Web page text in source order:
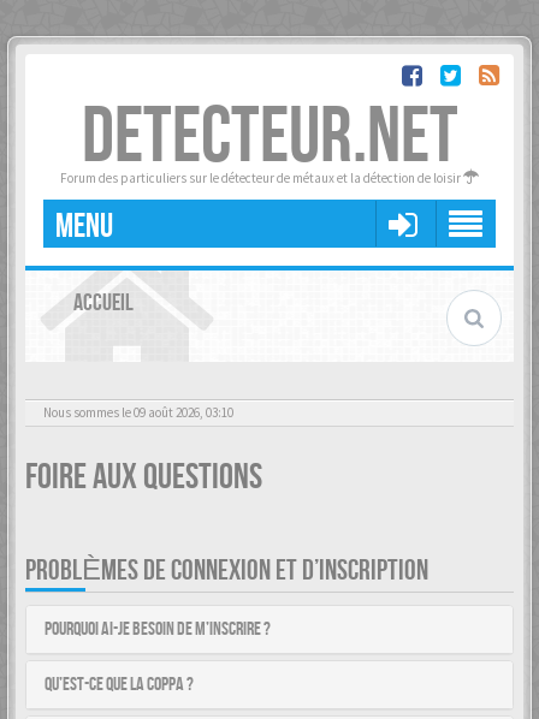
DETECTEUR.NET
Forum des particuliers sur le détecteur de métaux et la détection de loisir
MENU
ACCUEIL
Nous sommes le 09 août 2026, 03:10
Foire aux questions
PROBLÈMES DE CONNEXION ET D’INSCRIPTION
Pourquoi ai-je besoin de m’inscrire ?
Qu’est-ce que la COPPA ?